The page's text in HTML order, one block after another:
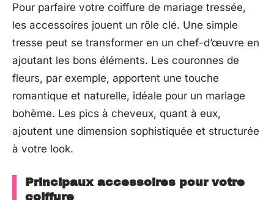
Pour parfaire votre coiffure de mariage tressée,
les accessoires jouent un rôle clé. Une simple
tresse peut se transformer en un chef-d’œuvre en
ajoutant les bons éléments. Les couronnes de
fleurs, par exemple, apportent une touche
romantique et naturelle, idéale pour un mariage
bohème. Les pics à cheveux, quant à eux,
ajoutent une dimension sophistiquée et structurée
à votre look.
Principaux accessoires pour votre
coiffure